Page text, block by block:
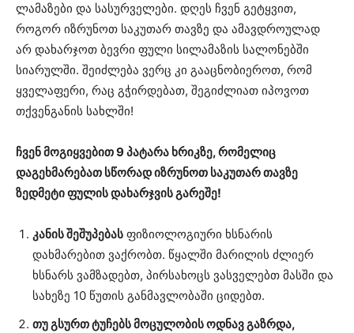
ლამაზები და სასურველები. დღეს ჩვენ გეტყვით,
როგორ იზრუნოთ საკუთარ თავზე და ამავდროულად
არ დახარჯოთ ბევრი ფული სილამაზის სალონებში
სიარულში. შეიძლება ვერც კი გააცნობიეროთ, რომ
ყველაფერი, რაც გჭირდებათ, შეგიძლიათ იპოვოთ
თქვენგანის სახლში!
ჩვენ მოგიყვებით 9 პატარა ხრიკზე, რომელიც
დაგეხმარებათ სწორად იზრუნოთ საკუთარ თავზე
ზედმეტი ფულის დახარჯვის გარეშე!
კანის შეშუპებას ფიზიოლოგიური ხსნარის
დახმარებით ვაქრობთ. წყალში მარილის ძლიერ
ხსნარს ვამზადებთ, პირსახოცს ვასველებთ მასში და
სახეზე 10 წუთის განმავლობაში ციდებთ.
თუ გსურთ ტუჩებს მოცულობის ოდნავ გაზრდა,